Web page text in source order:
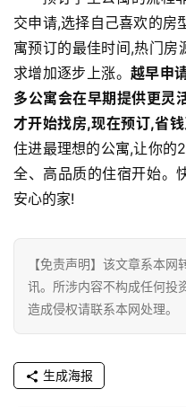
交申请,选择自己喜欢的
寓预订的最佳时间,热门房
求增加逐步上涨。 越早申
多公寓会在早期提供更灵
才开始找房,现在预订,省
住进最理想的公寓,让你的
全、高品质的住宿开始。
安心的家!
【免责声明】该文章系本
讯。所涉内容不构成任何投
造成侵权请联系本网处理。
生成海报